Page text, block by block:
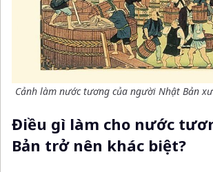
Cảnh làm nước tương của người Nhật Bản
Điều gì làm cho nước
Bản trở nên khác biệt?